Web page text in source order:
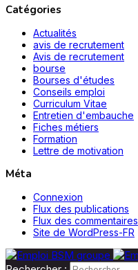
Catégories
Actualités
avis de recrutement
Avis de recrutement
bourse
Bourses d'études
Conseils emploi
Curriculum Vitae
Entretien d'embauche
Fiches métiers
Formation
Lettre de motivation
Méta
Connexion
Flux des publications
Flux des commentaires
Site de WordPress-FR